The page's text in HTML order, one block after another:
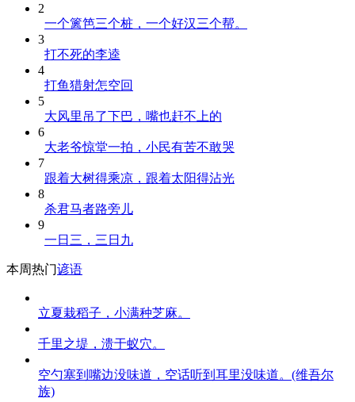
2
一个篱笆三个桩，一个好汉三个帮。
3
打不死的李逵
4
打鱼猎射怎空回
5
大风里吊了下巴，嘴也赶不上的
6
大老爷惊堂一拍，小民有苦不敢哭
7
跟着大树得乘凉，跟着太阳得沾光
8
杀君马者路旁儿
9
一日三，三日九
本周热门谚语
立夏栽稻子，小满种芝麻。
千里之堤，溃于蚁穴。
空勺塞到嘴边没味道，空话听到耳里没味道。(维吾尔
族)